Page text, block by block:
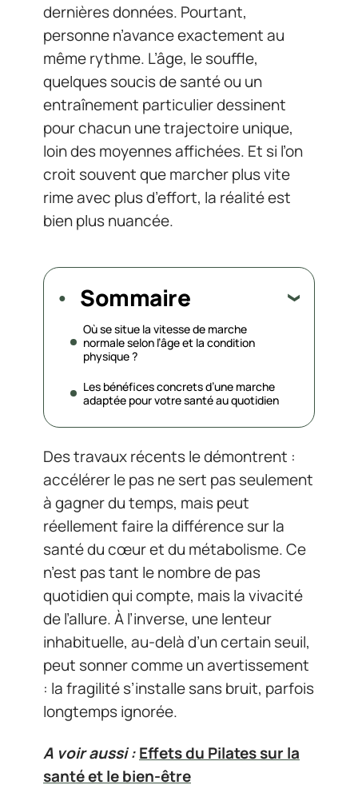
dernières données. Pourtant,
personne n’avance exactement au
même rythme. L’âge, le souffle,
quelques soucis de santé ou un
entraînement particulier dessinent
pour chacun une trajectoire unique,
loin des moyennes affichées. Et si l’on
croit souvent que marcher plus vite
rime avec plus d’effort, la réalité est
bien plus nuancée.
Sommaire
Où se situe la vitesse de marche
normale selon l’âge et la condition
physique ?
Les bénéfices concrets d’une marche
adaptée pour votre santé au quotidien
Des travaux récents le démontrent :
accélérer le pas ne sert pas seulement
à gagner du temps, mais peut
réellement faire la différence sur la
santé du cœur et du métabolisme. Ce
n’est pas tant le nombre de pas
quotidien qui compte, mais la vivacité
de l’allure. À l’inverse, une lenteur
inhabituelle, au-delà d’un certain seuil,
peut sonner comme un avertissement
: la fragilité s’installe sans bruit, parfois
longtemps ignorée.
A voir aussi :Effets du Pilates sur la
santé et le bien-être